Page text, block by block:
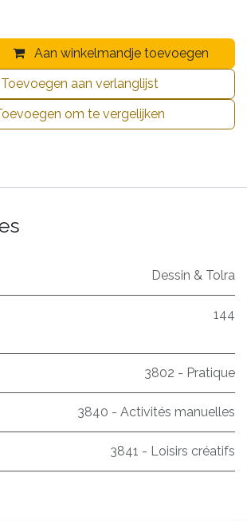
Aan winkelmandje toevoegen
om te vergelijken
Toevoegen aan verlanglijst
Dessin & Tolra
144
3802 - Pratique
3840 - Activités manuelles
3841 - Loisirs créatifs